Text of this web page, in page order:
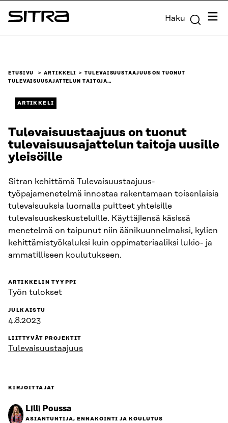
Siirry
suoraan
Sitra Haku
ETUSIVU ARTIKKELI
TULEVAISUUSTAAJUUS ON TUONUT
TULEVAISUUSAJATTELUN TAITOJA…
ARTIKKELI
Tulevaisuustaajuus on tuonut
tulevaisuusajattelun taitoja uusille
yleisöille
Sitran kehittämä Tulevaisuustaajuus-
työpajamenetelmä innostaa rakentamaan toisenlaisia
tulevaisuuksia luomalla puitteet yhteisille
tulevaisuuskeskusteluille. Käyttäjiensä käsissä
menetelmä on taipunut niin äänikuunnelmaksi, kylien
kehittämistyökaluksi kuin oppimateriaaliksi lukio- ja
ammatilliseen koulutukseen.
ARTIKKELIN TYYPPI
Työn tulokset
JULKAISTU
4.8.2023
LIITTYVÄT PROJEKTIT
Tulevaisuustaajuus
KIRJOITTAJAT
Lilli Poussa
ASIANTUNTIJA, ENNAKOINTI JA KOULUTUS